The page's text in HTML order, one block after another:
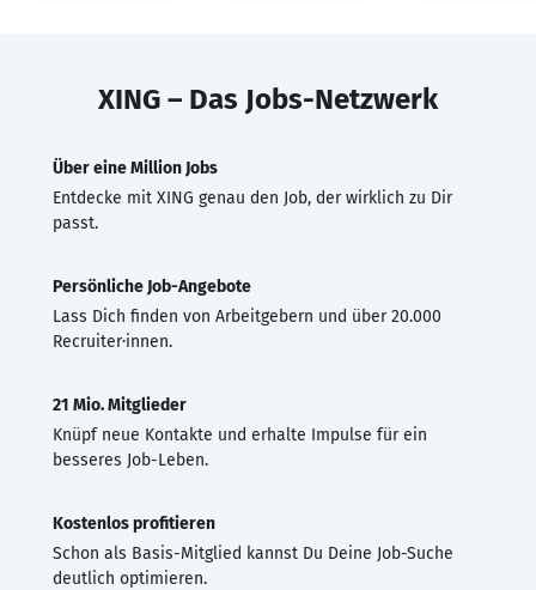
XING – Das Jobs-Netzwerk
Über eine Million Jobs
Entdecke mit XING genau den Job, der wirklich zu Dir
passt.
Persönliche Job-Angebote
Lass Dich finden von Arbeitgebern und über 20.000
Recruiter·innen.
21 Mio. Mitglieder
Knüpf neue Kontakte und erhalte Impulse für ein
besseres Job-Leben.
Kostenlos profitieren
Schon als Basis-Mitglied kannst Du Deine Job-Suche
deutlich optimieren.